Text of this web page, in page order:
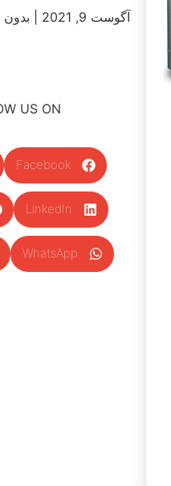
آگوست 9, 2021
بدون
US ON
Facebook
LinkedIn
WhatsApp